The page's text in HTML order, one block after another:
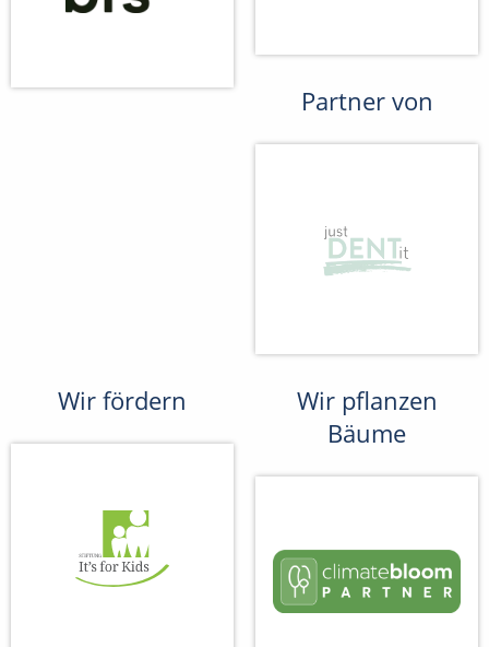
Partner von
Wir fördern
Wir pflanzen
Bäume